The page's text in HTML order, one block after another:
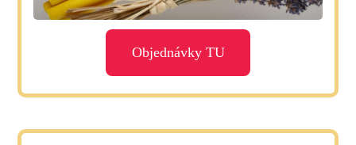
Objednávky TU